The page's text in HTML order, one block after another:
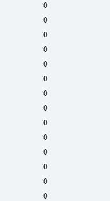
0
0
0
0
0
0
0
0
0
0
0
0
0
0